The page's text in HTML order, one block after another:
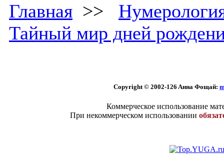
Главная >>
Тайный мир дней
Copyright © 2002-126 Aннa Фoщaй:
Коммерческое использование
При некоммерческом использовании